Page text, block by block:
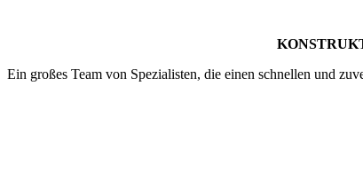
Ein großes Team von Spezialisten, die einen schnellen und